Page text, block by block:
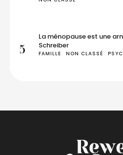
5
La ménopause est une
Schreiber
FAMILLE NON CLASSÉ